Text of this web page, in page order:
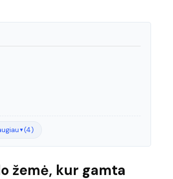
▼(4)
žemė, kur gamta